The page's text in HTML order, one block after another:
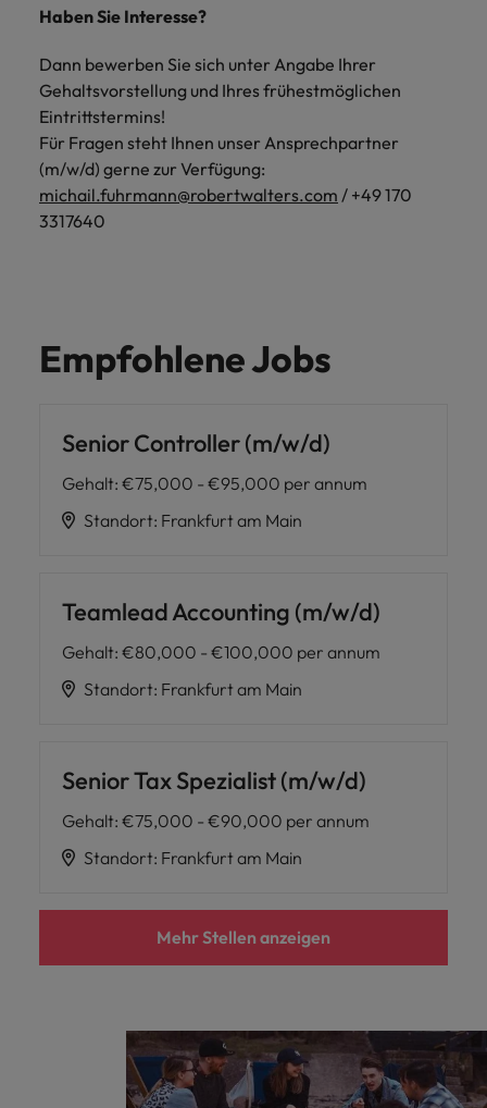
Haben Sie Interesse?
Dann bewerben Sie sich unter Angabe Ihrer
Gehaltsvorstellung und Ihres frühestmöglichen
Eintrittstermins!
Für Fragen steht Ihnen unser Ansprechpartner
(m/w/d) gerne zur Verfügung:
michail.fuhrmann@robertwalters.com / +49 170
3317640
Empfohlene Jobs
Senior Controller (m/w/d)
Gehalt: €75,000 - €95,000 per annum
Standort: Frankfurt am Main
Teamlead Accounting (m/w/d)
Gehalt: €80,000 - €100,000 per annum
Standort: Frankfurt am Main
Senior Tax Spezialist (m/w/d)
Gehalt: €75,000 - €90,000 per annum
Standort: Frankfurt am Main
Mehr Stellen anzeigen